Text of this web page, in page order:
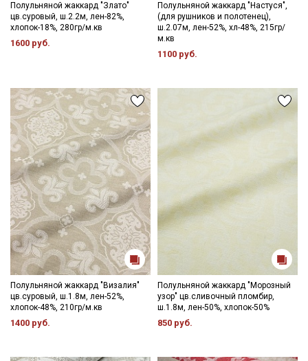
Полульняной жаккард "Злато"
цв.суровый, ш.2.2м, лен-82%,
хлопок-18%, 280гр/м.кв
1600 руб.
Полульняной жаккард "Настуся",
(для рушников и полотенец),
ш.2.07м, лен-52%, хл-48%, 215гр/
м.кв
1100 руб.
Полульняной жаккард "Визалия"
цв.суровый, ш.1.8м, лен-52%,
хлопок-48%, 210гр/м.кв
1400 руб.
Полульняной жаккард "Морозный
узор" цв.сливочный пломбир,
ш.1.8м, лен-50%, хлопок-50%
850 руб.